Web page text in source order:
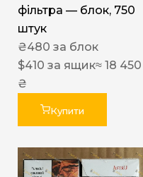
фільтра — блок, 750
штук
₴480 за блок
$410 за ящик≈ 18 450
₴
Купити